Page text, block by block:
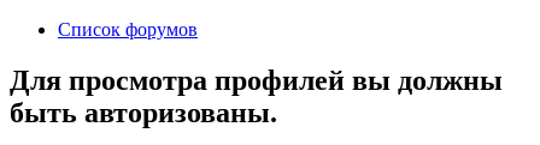
Список форумов
Для просмотра профилей вы должны
быть авторизованы.